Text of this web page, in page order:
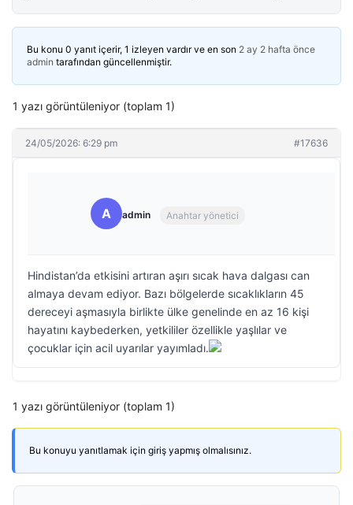
Bu konu 0 yanıt içerir, 1 izleyen vardır ve en son 2 ay 2 hafta önce
admin tarafından güncellenmiştir.
1 yazı görüntüleniyor (toplam 1)
24/05/2026: 6:29 pm #17636
A admin Anahtar yönetici
Hindistan’da etkisini artıran aşırı sıcak hava dalgası can
almaya devam ediyor. Bazı bölgelerde sıcaklıkların 45
dereceyi aşmasıyla birlikte ülke genelinde en az 16 kişi
hayatını kaybederken, yetkililer özellikle yaşlılar ve
çocuklar için acil uyarılar yayımladı.
1 yazı görüntüleniyor (toplam 1)
Bu konuyu yanıtlamak için giriş yapmış olmalısınız.